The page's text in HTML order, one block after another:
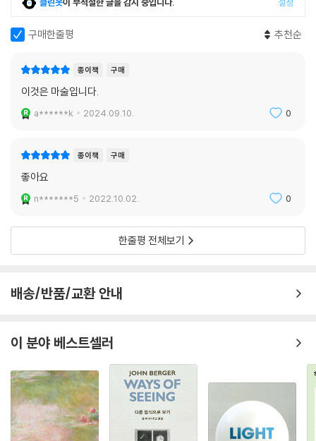
manity을 인식해 가는 혁명적인 변화가 시작된 후 생겨났다. 즉 미술은 유
럽에서 군주제의 해체와 동시에 그 존재를 드러냈다는 말이다. 이로서 미
술은 교회(종교)나 왕권(정치)의 권위를 위해 봉사할 필요가 없어졌다. 오
창작된 작품들은 ‘자유시장’ 내에서 전시, 교환됨으로써 그 의미와 가치를
지닌다.
미술에 대한 저자의 해박하고 예리한 지적과 통찰은 『이것은 미술이 아니
다』를 읽는 우리에게 예술적인 유산을 보는 새로운 시각을 제공한다. 미술
사학자 스타니스제프스키와 함께 우리가 알지 못했던 미술사의 뒤안길을
평가하는 이데올로기와 해석을 만날 수 있게 된다.
『이것은 미술이 아니다』의 1장은 우리가 지금까지 미술에 대해 알고 있었
념도 등장하기 시작했음을 밝히고 있다. 3장과 4장에서는 ‘예술’과 ‘미
동안 소외되어 왔음을 밝히고 있다. 6장과 7장에서는 ‘아카데미’와 ‘박물
관’의 등장과 역사, 그리고 예술에 끼친 영향에 대해 언급하고 있으며, 8장
부터 10장까지는 모더니즘과 아방가르드, 그리고 현대미술에 대해 서술하
면서 책을 마무리 하고 있다.
독자들이 일상생활에서 이 책이 다루고 있는 작품들을 만나는 것은 어려운
구매한줄평 추천순
종이책 구매
이것은 마술입니다.
a******k 2024.09.10. 0
종이책 구매
좋아요
n*******5 2022.10.02. 0
한줄평 전체보기
배송/반품/교환 안내
이 분야 베스트셀러